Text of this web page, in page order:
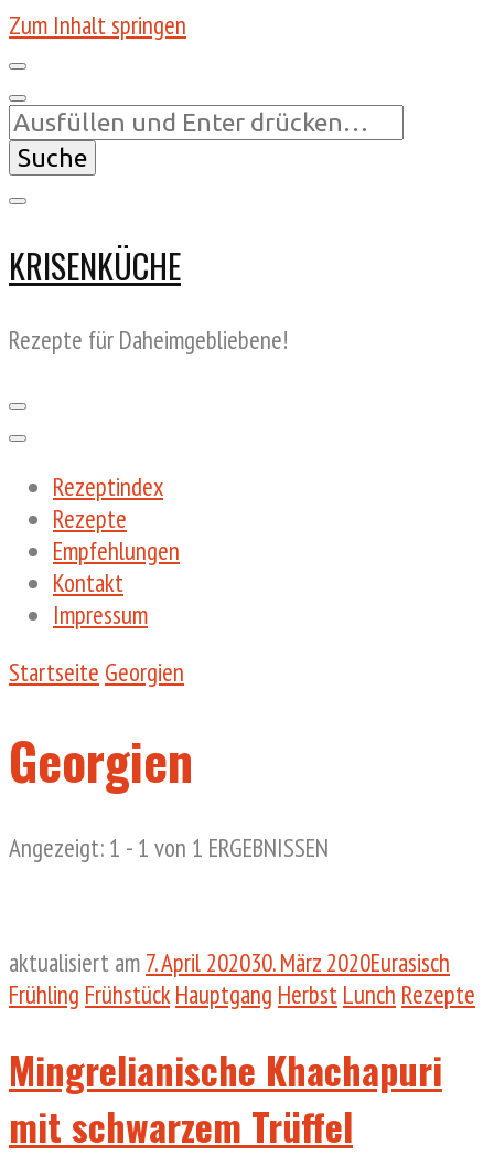
Zum Inhalt springen
Suchst
du
nach
KRISENKÜCHE
Rezepte für Daheimgebliebene!
Rezeptindex
Rezepte
Empfehlungen
Kontakt
Impressum
Startseite Georgien
Georgien
Angezeigt: 1 - 1 von 1 ERGEBNISSEN
aktualisiert am 7. April 202030. März 2020Eurasisch
Frühling Frühstück Hauptgang Herbst Lunch Rezepte
Mingrelianische Khachapuri
mit schwarzem Trüffel